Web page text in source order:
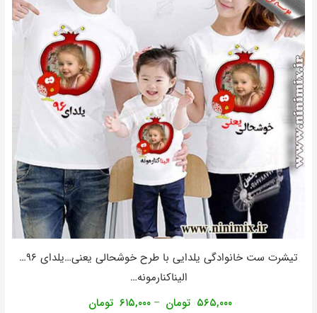
تیشرت ست خانوادگی یلدایی با طرح خوشحالی یعنی…یلدای ۹۶…
الیناکنارمونه…
۵۶۵,۰۰۰ تومان – ۶۱۵,۰۰۰ تومان